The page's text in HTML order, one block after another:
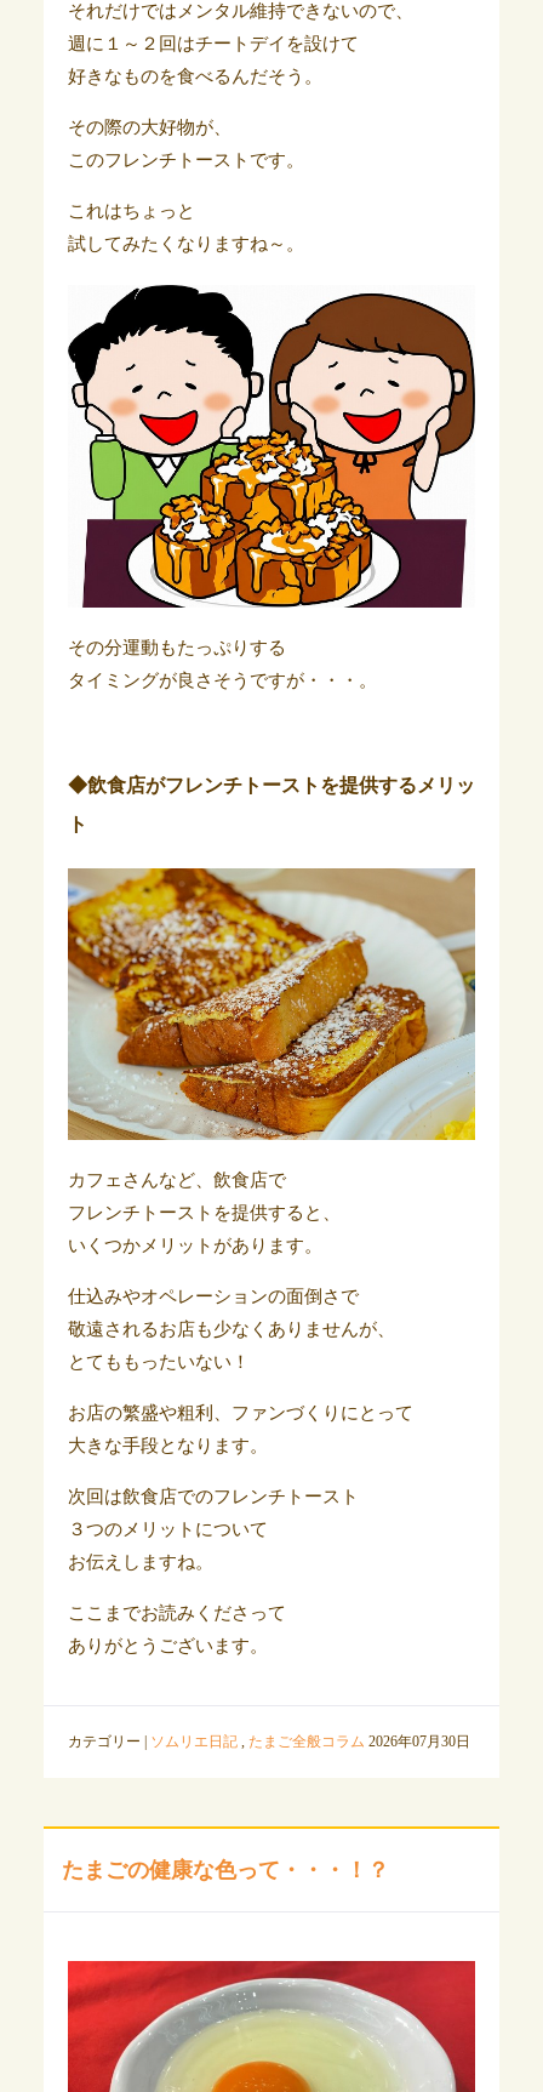
それだけではメンタル維持できないので、
週に１～２回はチートデイを設けて
好きなものを食べるんだそう。
その際の大好物が、
このフレンチトーストです。
これはちょっと
試してみたくなりますね～。
その分運動もたっぷりする
タイミングが良さそうですが・・・。
◆飲食店がフレンチトーストを提供するメリッ
ト
カフェさんなど、飲食店で
フレンチトーストを提供すると、
いくつかメリットがあります。
仕込みやオペレーションの面倒さで
敬遠されるお店も少なくありませんが、
とてももったいない！
お店の繁盛や粗利、ファンづくりにとって
大きな手段となります。
次回は飲食店でのフレンチトースト
３つのメリットについて
お伝えしますね。
ここまでお読みくださって
ありがとうございます。
カテゴリー | ソムリエ日記, たまご全般コラム 2026年07月30日
たまごの健康な色って・・・！？